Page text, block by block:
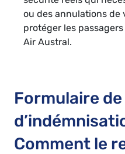
ou des annulations de
protéger les
Air Austral.
Formulaire
Comment le